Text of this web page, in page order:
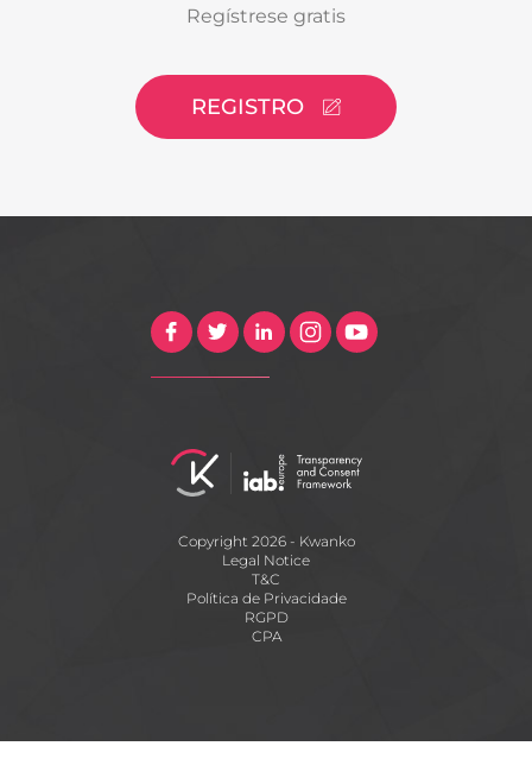
Regístrese gratis
REGISTRO
Copyright 2026 - Kwanko
Legal Notice
T&C
Política de Privacidade
RGPD
CPA